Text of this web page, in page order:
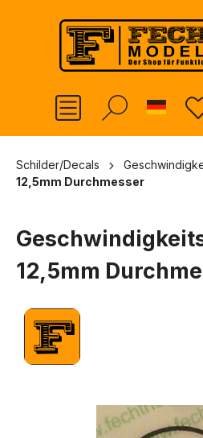
springen
Schilder/Decals
12,5mm Durchmesser
12,5mm
Bildergalerie überspringen